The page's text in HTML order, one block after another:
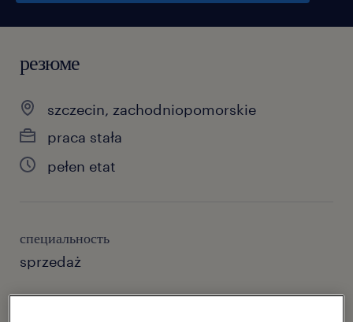
резюме
szczecin, zachodniopomorskie
praca stała
pełen etat
специальность
sprzedaż
reference number